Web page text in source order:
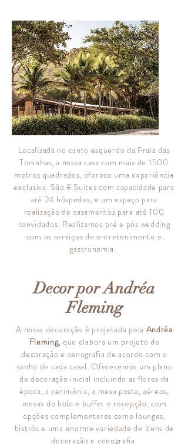
Localizada no canto esquerdo da Praia das
Toninhas, a nossa casa com mais de 1500
metros quadrados, oferece uma experiência
exclusiva. São 8 Suites com capacidade para
até 24 hóspedes, e um espaço para
realização de casamentos para até 100
convidados. Realizamos pré e pós wedding
com os serviços de entretenimento e
gastronomia.
Decor por Andréa
Fleming
A nossa decoração é projetada pela Andréa
Fleming, que elabora um projeto de
decoração e cenografia de acordo com o
sonho de cada casal. Oferecemos um plano
de decoração inicial incluindo as flores da
época, a cerimônia, a mesa posta, aéreos,
mesas do bolo e buffet e recepção, com
opções complementares como lounges,
bistrôs e uma enorme variedade de itens de
decoração e cenografia.